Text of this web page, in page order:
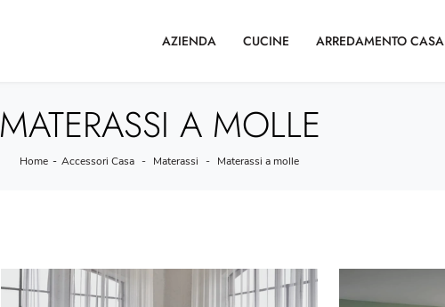
AZIENDA CUCINE ARREDAMENTO CASA
MATERASSI A MOLLE
Home - Accessori Casa - Materassi - Materassi a molle